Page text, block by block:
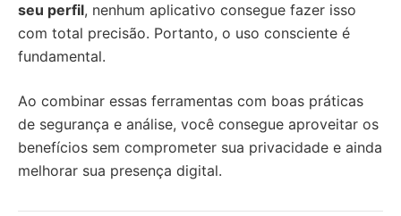
seu perfil, nenhum aplicativo consegue fazer isso
com total precisão. Portanto, o uso consciente é
fundamental.
Ao combinar essas ferramentas com boas práticas
de segurança e análise, você consegue aproveitar os
benefícios sem comprometer sua privacidade e ainda
melhorar sua presença digital.